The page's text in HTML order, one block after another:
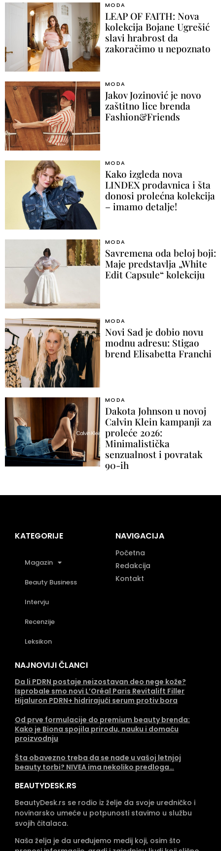
MODA
LEAP OF FAITH: Nova
kolekcija Bojane Ugrešić
slavi hrabrost da
zakoračimo u nepoznato
MODA
Jakov Jozinović je novo
zaštitno lice brenda
Fashion&Friends
MODA
Kako izgleda nova
LINDEX prodavnica i šta
donosi prolećna kolekcija
– imamo detalje!
MODA
Savremena oda beloj boji:
Maje predstavlja „White
Edit Capsule“ kolekciju
MODA
Novi Sad je dobio novu
modnu adresu: Stigao
brend Elisabetta Franchi
MODA
Dakota Johnson u novoj
Calvin Klein kampanji za
proleće 2026:
Minimalistička
senzualnost i povratak
90-ih
KATEGORIJE
Magazin
Beauty Business
Intervju
Recenzije
Leksikon
NAVIGACIJA
Početna
Redakcija
Kontakt
NAJNOVIJI ČLANCI
Da li PDRN postaje neizostavan deo nege kože?
Isprobale smo novi L’Oréal Paris Revitalift Filler
Hijaluron PDRN+ hidrirajući serum protiv bora
Od prve formulacije do premium beauty brenda:
Kako je Biona spojila prirodu, nauku i domaću
proizvodnju
Šta obavezno treba da se nađe u vašoj letnjoj
beauty torbi? NIVEA ima nekoliko predloga…
BEAUTYDESK.RS
BeautyDesk.rs se rodio iz želje da svoje uredničko i
novinarsko umeće u potpunosti stavimo u službu
svojih čitalaca.
Naša želja je da uređujemo medij koji, osim što